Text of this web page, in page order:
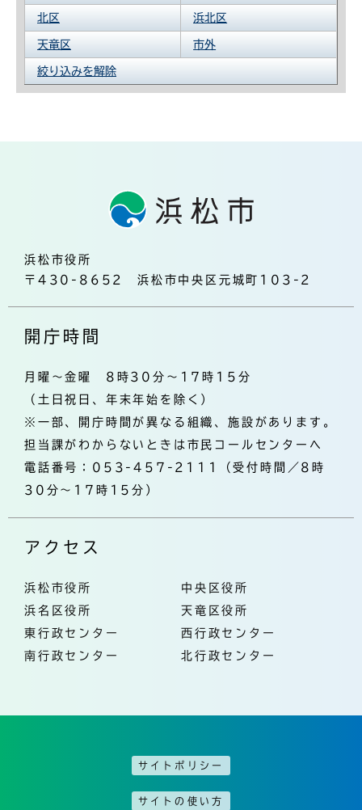
北区 浜北区
天竜区 市外
絞り込みを解除
浜松市役所
〒430-8652 浜松市中央区元城町103-2
開庁時間
月曜～金曜 8時30分～17時15分
（土日祝日、年末年始を除く）
※一部、開庁時間が異なる組織、施設があります。
担当課がわからないときは市民コールセンターへ
電話番号：053-457-2111（受付時間／8時
30分～17時15分）
アクセス
浜松市役所
中央区役所
浜名区役所
天竜区役所
東行政センター
西行政センター
南行政センター
北行政センター
サイトポリシー
サイトの使い方